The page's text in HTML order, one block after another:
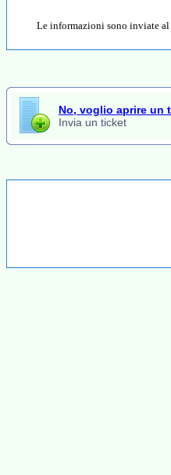
Le informazioni sono inviate
No, voglio aprire un
Invia un ticket